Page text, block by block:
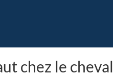
chez le cheval